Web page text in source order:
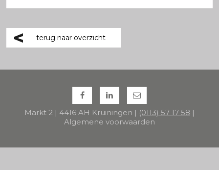
terug naar overzicht
Markt 2 | 4416 AH Kruiningen | (0113) 57 17 58 |
Algemene voorwaarden